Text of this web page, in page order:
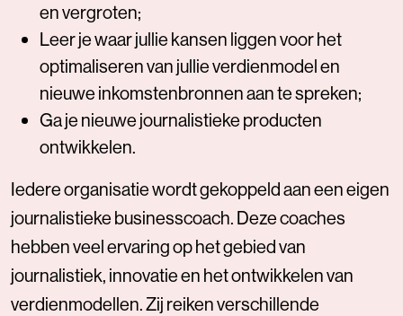
en vergroten;
Leer je waar jullie kansen liggen voor het
optimaliseren van jullie verdienmodel en
nieuwe inkomstenbronnen aan te spreken;
Ga je nieuwe journalistieke producten
ontwikkelen.
Iedere organisatie wordt gekoppeld aan een eigen
journalistieke businesscoach. Deze coaches
hebben veel ervaring op het gebied van
journalistiek, innovatie en het ontwikkelen van
verdienmodellen. Zij reiken verschillende